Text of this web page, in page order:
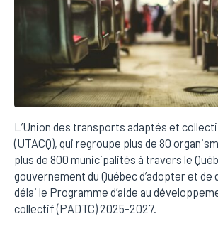
L’Union des transports adaptés et
(UTACQ), qui regroupe plus de 80
plus de 800 municipalités à travers le
gouvernement du Québec d’adopter et
délai le Programme d’aide au
collectif (PADTC) 2025-2027.